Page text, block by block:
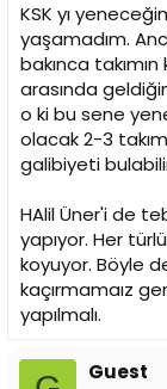
KSK yı
yaşamadım.
bakınca
arasında
o ki bu sene
olacak 2-3
galibiyeti
HAlil Üner'i de
yapıyor. Her
koyuyor. Böyle
kaçırmamaız
yapılmalı.
Guest